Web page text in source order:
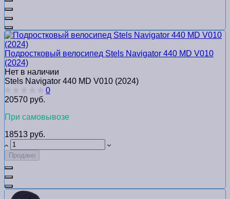
Подростковый велосипед Stels Navigator 440 MD V010
(2024)
Нет в наличии
Stels Navigator 440 MD V010 (2024)
0
20570 руб.
При самовывозе
18513 руб.
Продано